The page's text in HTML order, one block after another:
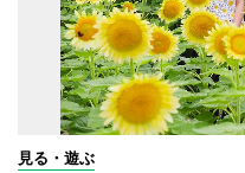
見る・遊ぶ